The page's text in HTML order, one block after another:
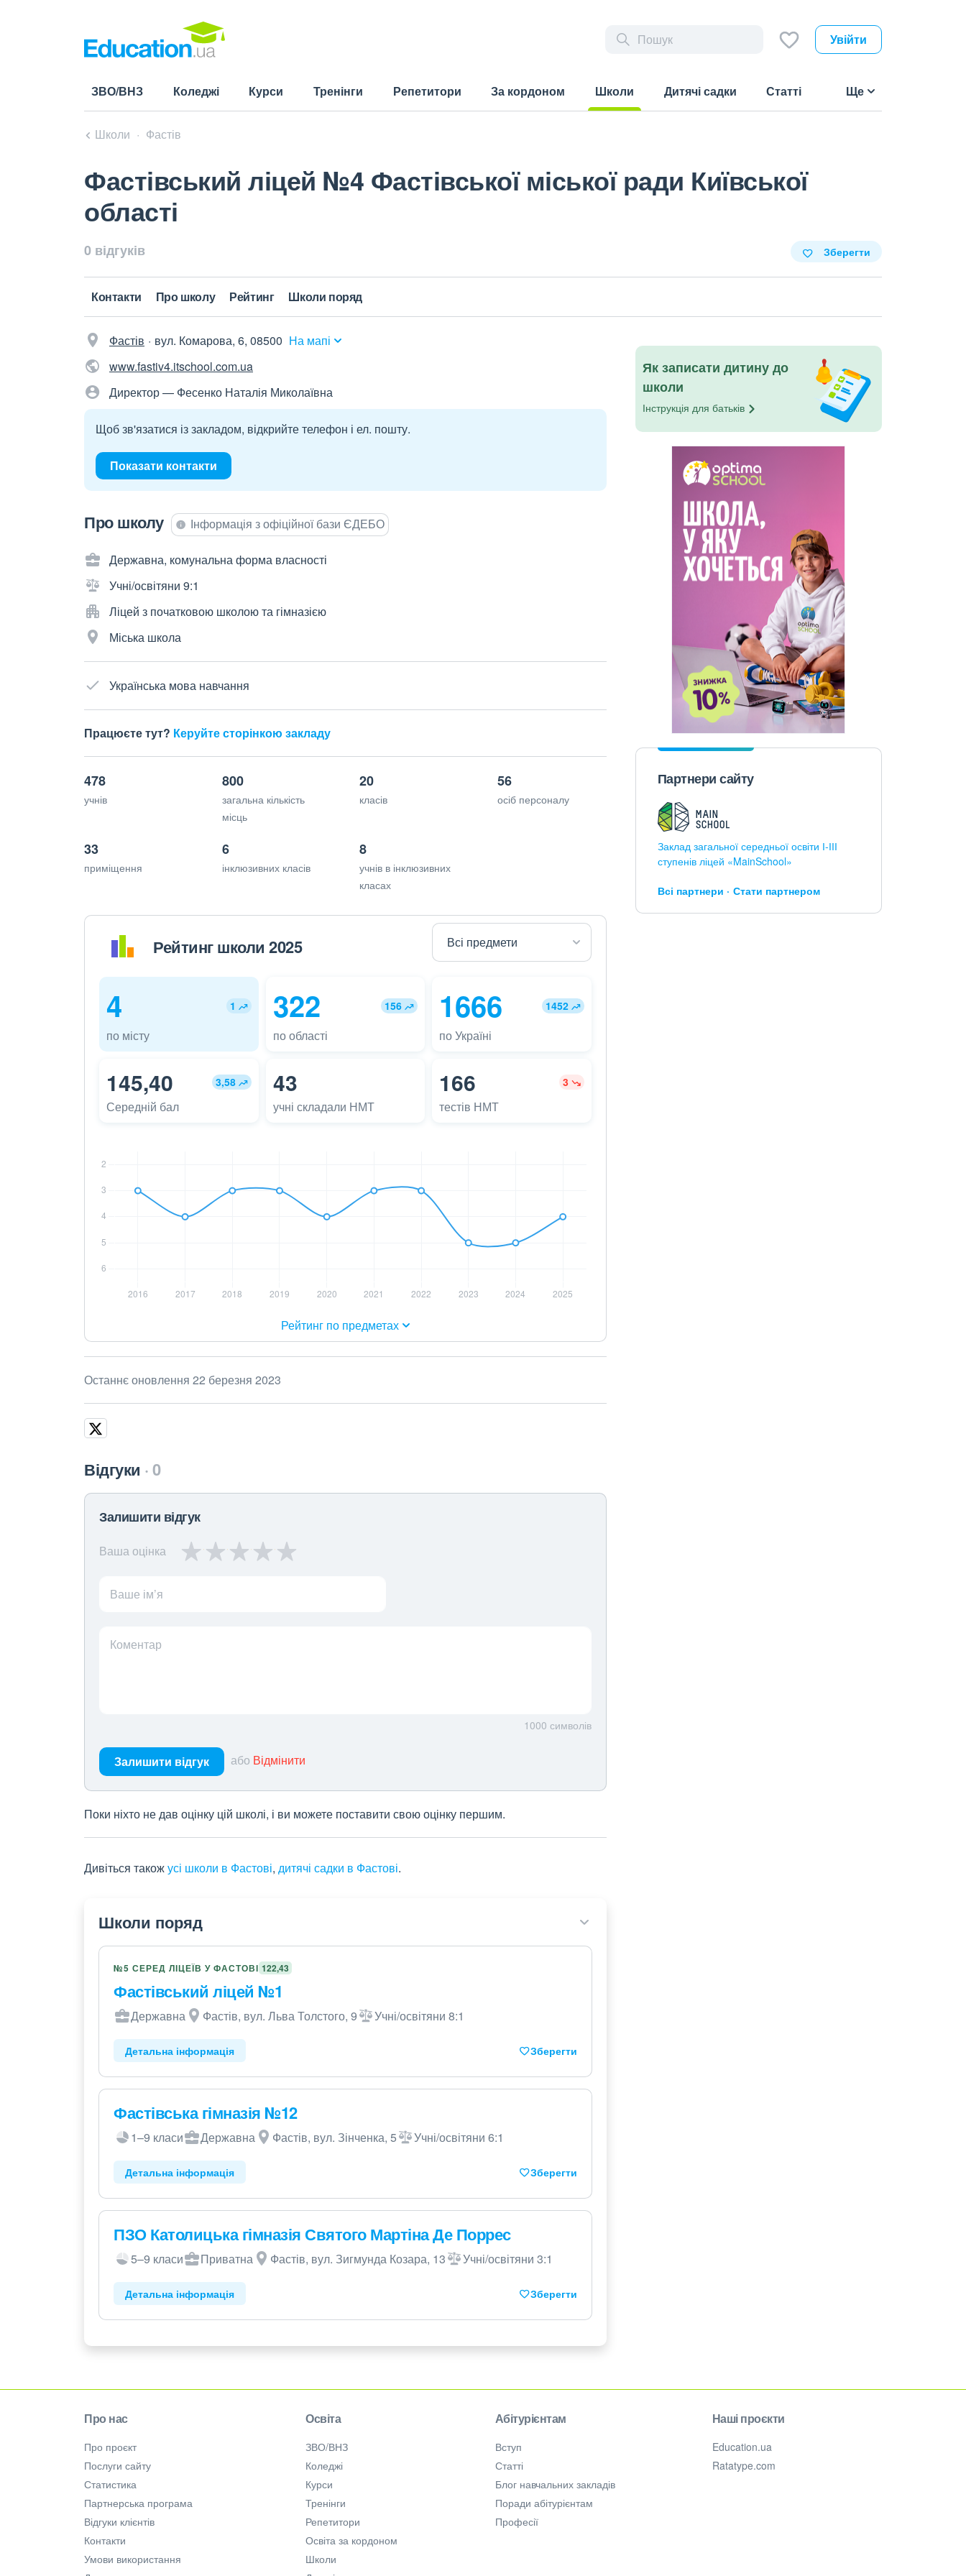
Увійти
ЗВО/ВНЗ Коледжі Курси Тренінги Репетитори За кордоном
Школи
Дитячі садки Статті Ще
Школи Фастів
Фастівський ліцей №4 Фастівської міської ради Київської
області
0 відгуків Зберегти
Контакти Про школу Рейтинг Школи поряд
Фастів вул. Комарова, 6, 08500 На мапі
www.fastiv4.itschool.com.ua
Директор — Фесенко Наталія Миколаївна
Щоб зв'язатися із закладом, відкрийте телефон і ел. пошту.
Показати контакти
Про школу Інформація з офіційної бази ЄДЕБО
Державна, комунальна форма власності
Учні/освітяни 9:1
Ліцей з початковою школою та гімназією
Міська школа
Українська мова навчання
Працюєте тут? Керуйте сторінкою закладу
478
учнів
800
загальна кількість
місць
20
класів
56
осіб персоналу
33
приміщення
6
інклюзивних класів
8
учнів в інклюзивних
класах
Рейтинг школи 2025
4 1
по місту
322 156
по області
1666 1452
по Україні
145,40 3,58
Середній бал
43
учні складали НМТ
166 3
тестів НМТ
Рейтинг по предметах
Останнє оновлення 22 березня 2023
Відгуки 0
Залишити відгук
Ваша оцінка
Ваше ім’я
Коментар
1000 символів
Залишити відгук або Відмінити
Поки ніхто не дав оцінку цій школі, і ви можете поставити свою оцінку першим.
Дивіться такожусі школи в Фастові, дитячі садки в Фастові.
Школи поряд
№5 СЕРЕД ЛІЦЕЇВ У ФАСТОВІ 122,43
Фастівський ліцей №1
Державна Фастів, вул. Льва Толстого, 9 Учні/освітяни 8:1
Детальна інформація Зберегти
Фастівська гімназія №12
1–9 класи Державна Фастів, вул. Зінченка, 5 Учні/освітяни 6:1
Детальна інформація Зберегти
ПЗО Католицька гімназія Святого Мартіна Де Поррес
5–9 класи Приватна Фастів, вул. Зигмунда Козара, 13 Учні/освітяни 3:1
Детальна інформація Зберегти
Як записати дитину до
школи
Інструкція для батьків
Партнери сайту
Заклад загальної середньої освіти І-ІІІ
ступенів ліцей «MainSchool»
Всі партнери Стати партнером
Про нас
Про проєкт
Послуги сайту
Статистика
Партнерська програма
Відгуки клієнтів
Контакти
Умови використання
Освіта
ЗВО/ВНЗ
Коледжі
Курси
Тренінги
Репетитори
Освіта за кордоном
Школи
Абітурієнтам
Вступ
Статті
Блог навчальних закладів
Поради абітурієнтам
Професії
Наші проєкти
Education.ua
Ratatype.com